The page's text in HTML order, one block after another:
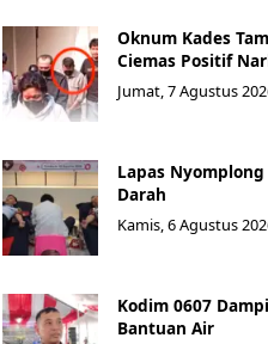
Oknum Kades
Ciemas Positif
Jumat, 7 Agustus
Lapas
Darah
Kamis, 6 Agustus
Kodim 0607
Bantuan Air